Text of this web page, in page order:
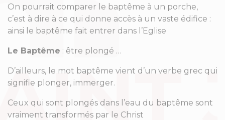
On pourrait comparer le baptême à un porche,
c’est à dire à ce qui donne accès à un vaste édifice :
ainsi le baptême fait entrer dans l’Eglise
Le Baptême : être plongé …
D’ailleurs, le mot baptême vient d’un verbe grec qui
signifie plonger, immerger.
Ceux qui sont plongés dans l’eau du baptême sont
vraiment transformés par le Christ